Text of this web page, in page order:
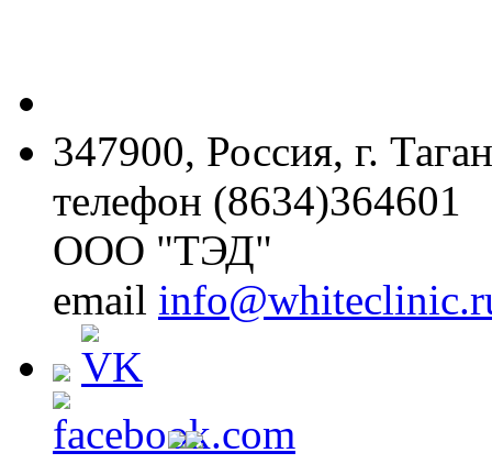
347900, Россия, г.
телефон (8634)364601
ООО "ТЭД"
email